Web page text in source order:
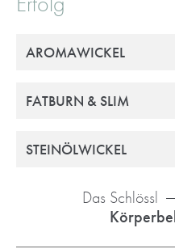
AROMAWICKEL
FATBURN & SLIM
STEINÖLWICKEL
Das Schlössl